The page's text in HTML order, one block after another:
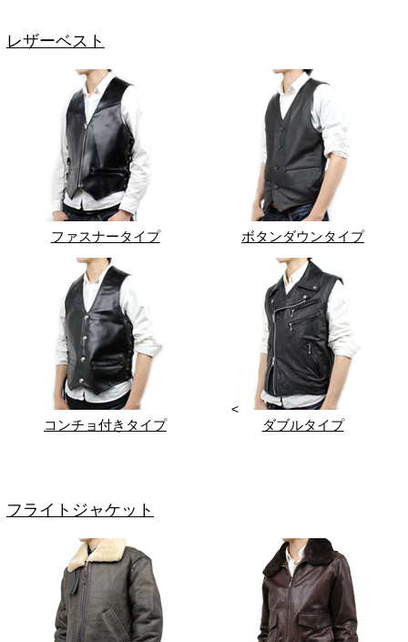
レザーベスト
ファスナータイプ ボタンダウンタイプ
コンチョ付きタイプ
<
ダブルタイプ
フライトジャケット